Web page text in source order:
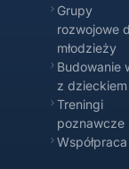
Grupy
rozwojowe
młodzieży
Budowanie
z dzieckiem
Treningi
poznawcze
Współpraca